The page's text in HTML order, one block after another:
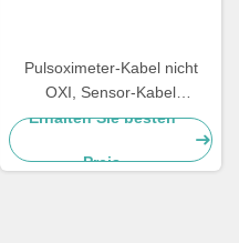
Pulsoximeter-Kabel nicht
OXI, Sensor-Kabel
Spacelabs Ultraview Spo2
Erhalten Sie besten
Preis